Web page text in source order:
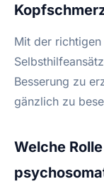
Mit der
Besserung zu
gänzlich zu
Welche